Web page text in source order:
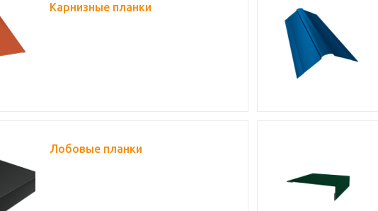
Карнизные планки
Лобовые планки